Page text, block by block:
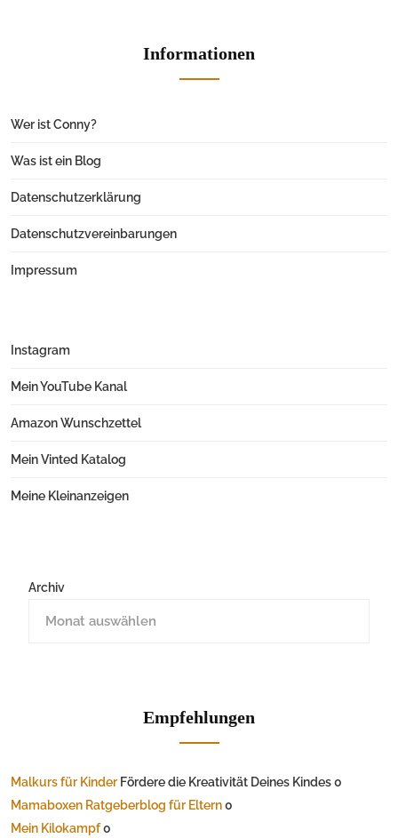
Informationen
Wer ist Conny?
Was ist ein Blog
Datenschutzerklärung
Datenschutzvereinbarungen
Impressum
Instagram
Mein YouTube Kanal
Amazon Wunschzettel
Mein Vinted Katalog
Meine Kleinanzeigen
Archiv
Empfehlungen
Malkurs für Kinder Fördere die Kreativität Deines Kindes 0
Mamaboxen Ratgeberblog für Eltern0
Mein Kilokampf0